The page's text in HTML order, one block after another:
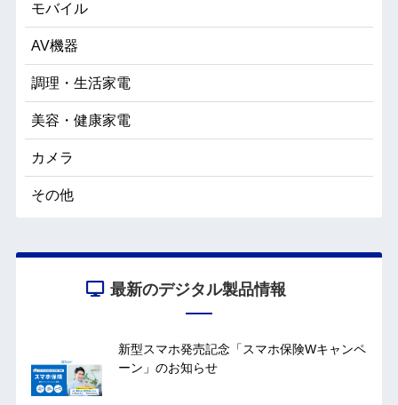
モバイル
AV機器
調理・生活家電
美容・健康家電
カメラ
その他
最新のデジタル製品情報
新型スマホ発売記念「スマホ保険Wキャンペ
ーン」のお知らせ